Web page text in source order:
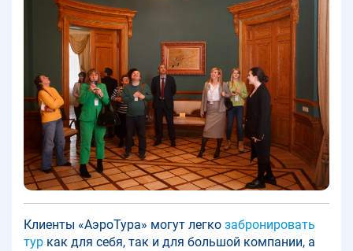
Клиенты «АэроТура» могут легко забронировать
тур как для себя, так и для большой компании, а